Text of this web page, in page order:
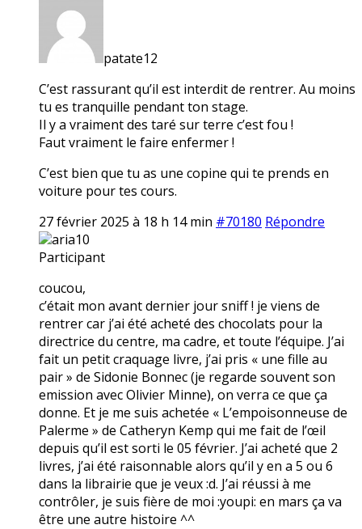
patate12
C’est rassurant qu’il est interdit de rentrer. Au moins
tu es tranquille pendant ton stage.
Il y a vraiment des taré sur terre c’est fou !
Faut vraiment le faire enfermer !
C’est bien que tu as une copine qui te prends en
voiture pour tes cours.
27 février 2025 à 18 h 14 min #70180 Répondre
aria10
Participant
coucou,
c’était mon avant dernier jour sniff ! je viens de
rentrer car j’ai été acheté des chocolats pour la
directrice du centre, ma cadre, et toute l’équipe. J’ai
fait un petit craquage livre, j’ai pris « une fille au
pair » de Sidonie Bonnec (je regarde souvent son
emission avec Olivier Minne), on verra ce que ça
donne. Et je me suis achetée « L’empoisonneuse de
Palerme » de Catheryn Kemp qui me fait de l’œil
depuis qu’il est sorti le 05 février. J’ai acheté que 2
livres, j’ai été raisonnable alors qu’il y en a 5 ou 6
dans la librairie que je veux :d. J’ai réussi à me
contrôler, je suis fière de moi :youpi: en mars ça va
être une autre histoire ^^